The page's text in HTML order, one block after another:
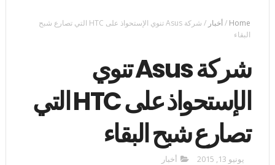
Home
/أخبار /
شركة Asus تنوي الإستحواذ على HTC التي تصارع شبح
البقاء
شركة Asus تنوي
الإستحواذ على HTC التي
تصارع شبح البقاء
يونيو 13, 2015 أخبار